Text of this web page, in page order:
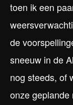
toen ik een
de
sneeuw in de
nog steeds, of
onze